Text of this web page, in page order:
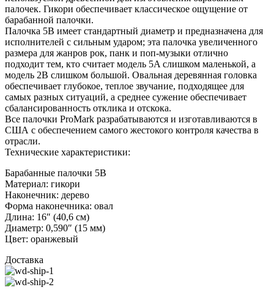
палочек. Гикори обеспечивает классическое ощущение от
барабанной палочки.
Палочка 5B имеет стандартный диаметр и предназначена для
исполнителей с сильным ударом; эта палочка увеличенного
размера для жанров рок, панк и поп-музыки отлично
подходит тем, кто считает модель 5A слишком маленькой, а
модель 2B слишком большой. Овальная деревянная головка
обеспечивает глубокое, теплое звучание, подходящее для
самых разных ситуаций, а среднее сужение обеспечивает
сбалансированность отклика и отскока.
Все палочки ProMark разрабатываются и изготавливаются в
США с обеспечением самого жестокого контроля качества в
отрасли.
Технические характеристики:
Барабанные палочки 5B
Материал: гикори
Наконечник: дерево
Форма наконечника: овал
Длина: 16″ (40,6 см)
Диаметр: 0,590″ (15 мм)
Цвет: оранжевый
Доставка